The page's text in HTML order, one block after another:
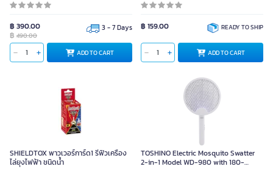
฿ 390.00
฿ 490.00
3 - 7 Days
ADD TO CART
฿ 159.00 READY TO SHIP
ADD TO CART
SHIELDTOX พาวเวอร์การ์ด1 รีฟิวเครื่อง
ไล่ยุงไฟฟ้า ชนิดน้ำ
TOSHINO Electric Mosquito Swatter
2-in-1 Model WD-980 with 180-